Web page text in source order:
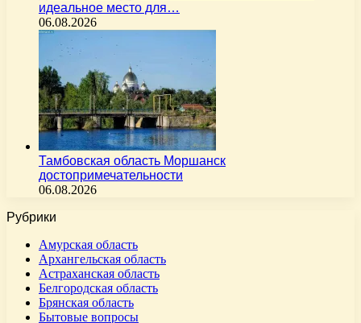
идеальное место для…
06.08.2026
Тамбовская область Моршанск
достопримечательности
06.08.2026
Рубрики
Амурская область
Архангельская область
Астраханская область
Белгородская область
Брянская область
Бытовые вопросы